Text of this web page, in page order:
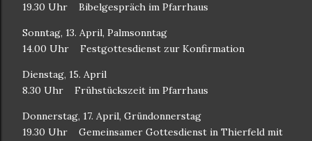
19.30 Uhr
Bibelgespräch im Pfarrhaus
Sonntag, 13. April, Palmsonntag
14.00 Uhr
Festgottesdienst zur Konfirmation
Dienstag, 15. April
8.30 Uhr
Frühstückszeit im Pfarrhaus
Donnerstag, 17. April, Gründonnerstag
19.30 Uhr
Gemeinsamer Gottesdienst in Thierfeld mit